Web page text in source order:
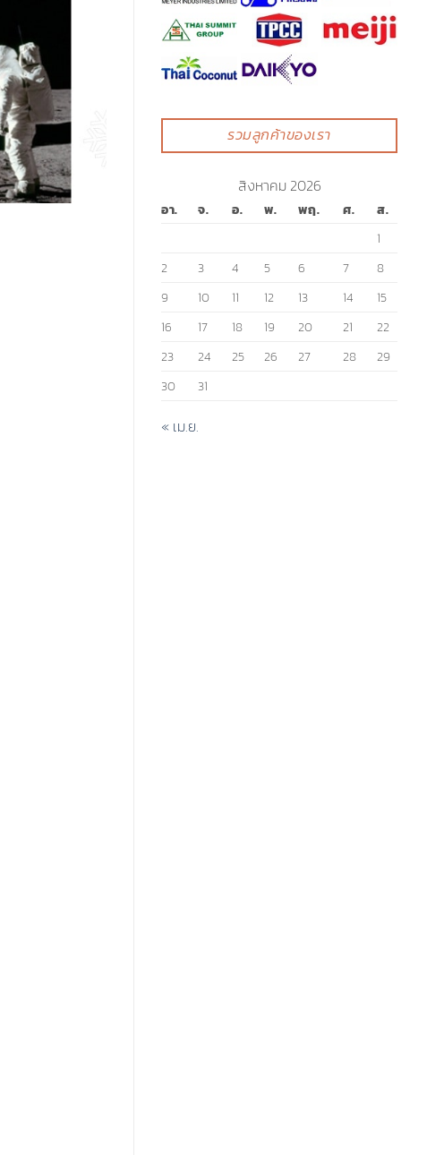
รวมลูกค้าของเรา
สิงหาคม 2026
อา. จ. อ. พ. พฤ. ศ.
ส.
1
2
3 4 5 6 7
8
9
10 11 12 13 14
15
16
17 18 19 20 21
22
23
24 25 26 27 28
29
30
31
« เม.ย.